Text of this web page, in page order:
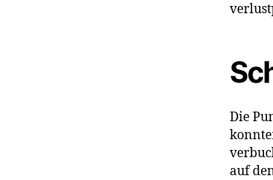
Die
auf